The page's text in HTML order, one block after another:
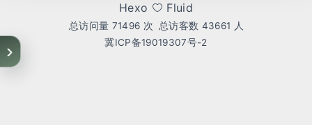
Hexo Fluid
总访问量 71496 次 总访客数 43661 人
冀ICP备19019307号-2
›